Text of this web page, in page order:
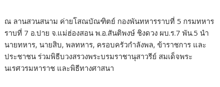
ณ ลานสวนสนาม ค่ายโสณบัณฑิตย์ กองพันทหารราบที่ 5 กรมทหาร
ราบที่ 7 อ.ปาย จ.แม่ฮ่องสอน พ.อ.สันติพงษ์ ชิงดวง ผบ.ร.7 พัน.5 นำ
นายทหาร, นายสิบ, พลทหาร, ครอบครัวกำลังพล, ข้าราชการ และ
ประชาชน ร่วมพิธีบวงสรวงพระบรมราชานุสาวรีย์ สมเด็จพระ
นเรศวรมหาราช และพิธีทางศาสนา